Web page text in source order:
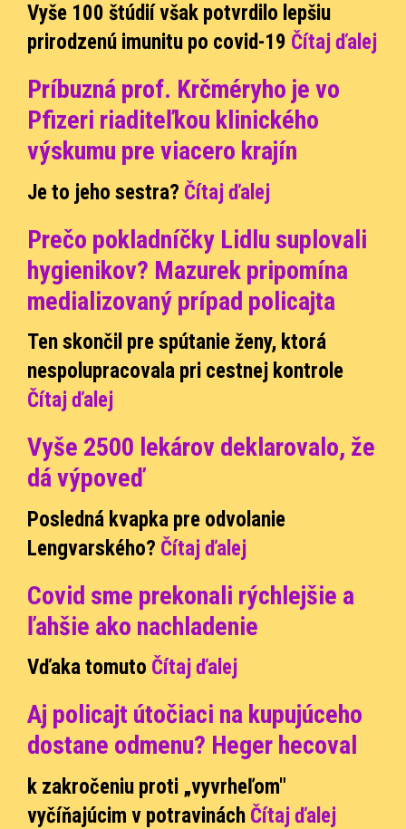
Vyše 100 štúdií však potvrdilo lepšiu
prirodzenú imunitu po covid-19 Čítaj ďalej
Príbuzná prof. Krčméryho je vo
Pfizeri riaditeľkou klinického
výskumu pre viacero krajín
Je to jeho sestra? Čítaj ďalej
Prečo pokladníčky Lidlu suplovali
hygienikov? Mazurek pripomína
medializovaný prípad policajta
Ten skončil pre spútanie ženy, ktorá
nespolupracovala pri cestnej kontrole
Čítaj ďalej
Vyše 2500 lekárov deklarovalo, že
dá výpoveď
Posledná kvapka pre odvolanie
Lengvarského? Čítaj ďalej
Covid sme prekonali rýchlejšie a
ľahšie ako nachladenie
Vďaka tomuto Čítaj ďalej
Aj policajt útočiaci na kupujúceho
dostane odmenu? Heger hecoval
k zakročeniu proti „vyvrheľom"
vyčíňajúcim v potravinách Čítaj ďalej